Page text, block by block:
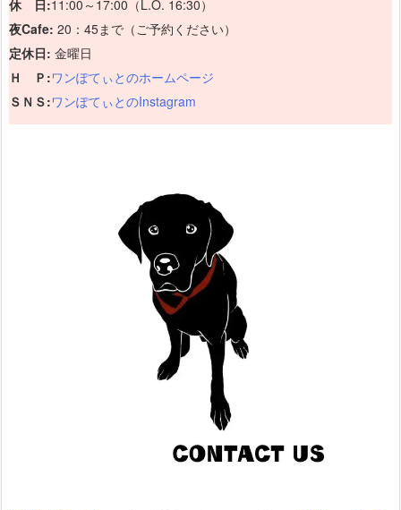
休 日:11:00～17:00（L.O. 16:30）
夜Cafe: 20：45まで（ご予約ください）
定休日: 金曜日
Ｈ Ｐ:ワンぽてぃとのホームページ
ＳＮＳ:ワンぽてぃとのInstagram